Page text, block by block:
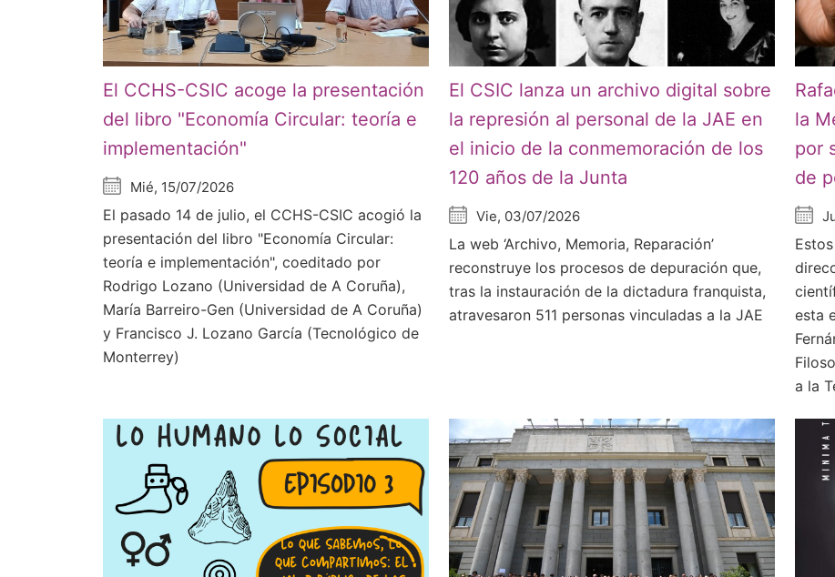
El CCHS-CSIC acoge la presentación
del libro "Economía Circular: teoría e
implementación"
Mié, 15/07/2026
El pasado 14 de julio, el CCHS-CSIC acogió la
presentación del libro "Economía Circular:
teoría e implementación", coeditado por
Rodrigo Lozano (Universidad de A Coruña),
María Barreiro-Gen (Universidad de A Coruña)
y Francisco J. Lozano García (Tecnológico de
Monterrey)
El CSIC lanza un archivo digital sobre
la represión al personal de la JAE en
el inicio de la conmemoración de los
120 años de la Junta
Vie, 03/07/2026
La web ‘Archivo, Memoria, Reparación’
reconstruye los procesos de depuración que,
tras la instauración de la dictadura franquista,
atravesaron 511 personas vinculadas a la JAE
la
por
de
esta
a la